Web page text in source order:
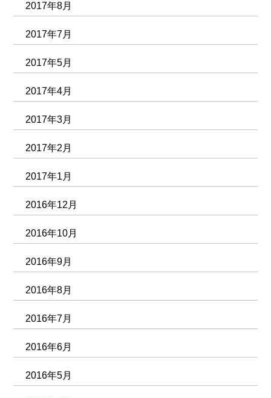
2017年8月
2017年7月
2017年5月
2017年4月
2017年3月
2017年2月
2017年1月
2016年12月
2016年10月
2016年9月
2016年8月
2016年7月
2016年6月
2016年5月